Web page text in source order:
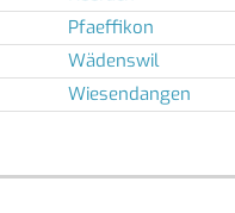
Pfaeffikon
Wädenswil
Wiesendangen